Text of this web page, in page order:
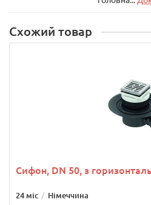
Схожий товар
Сифон, DN 50, з
24 міс Німеччина